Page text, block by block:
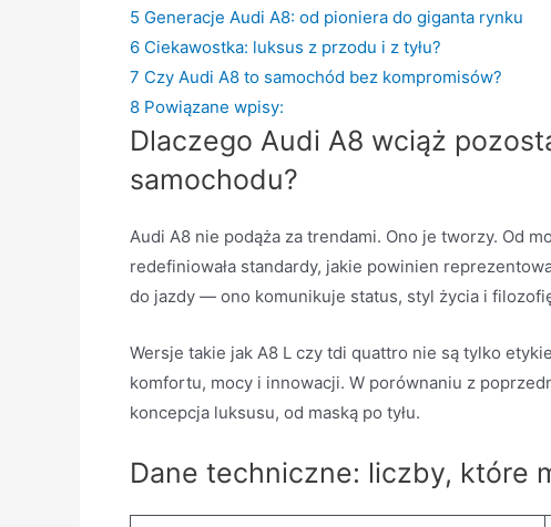
5 Generacje Audi A8: od pioniera do giganta rynku
6 Ciekawostka: luksus z przodu i z tyłu?
7 Czy Audi A8 to samochód bez kompromisów?
8 Powiązane wpisy:
Dlaczego Audi A8 wciąż
samochodu?
Audi A8 nie podąża za trendami. Ono je tworzy. Od
redefiniowała standardy, jakie powinien
do jazdy — ono komunikuje status, styl życia i
Wersje takie jak A8 L czy tdi quattro nie są tylko
komfortu, mocy i innowacji. W porównaniu z
koncepcja luksusu, od maską po tyłu.
Dane techniczne: liczby, które